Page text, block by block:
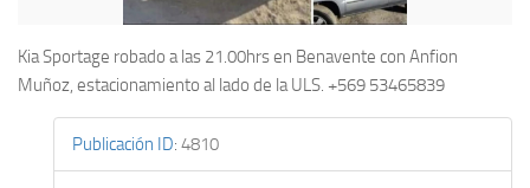
Kia Sportage robado a las 21.00hrs en Benavente con Anfion
Muñoz, estacionamiento al lado de la ULS. +569 53465839
Publicación ID: 4810